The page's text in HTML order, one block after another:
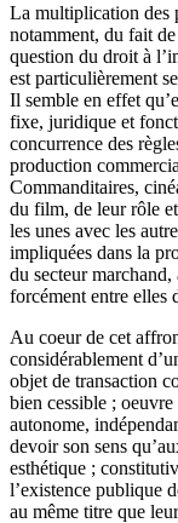
La multiplication des
notamment, du fait
question du droit à
est particulièrement
Il semble en effet
fixe, juridique et
concurrence des
production
Commanditaires,
du film, de leur rôle
les unes avec les
impliquées dans la
du secteur
forcément entre elles
Au coeur de cet
considérablement
objet de transaction
bien cessible ; oeuvre
autonome,
devoir son sens
esthétique ;
l’existence publique
au même titre que